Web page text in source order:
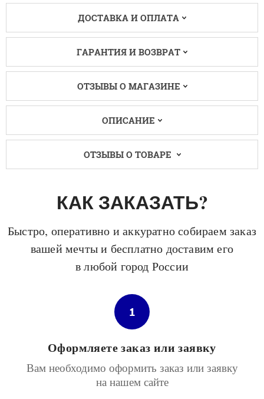
ДОСТАВКА И ОПЛАТА
ГАРАНТИЯ И ВОЗВРАТ
ОТЗЫВЫ О МАГАЗИНЕ
ОПИСАНИЕ
ОТЗЫВЫ О ТОВАРЕ
КАК ЗАКАЗАТЬ?
Быстро, оперативно и аккуратно собираем заказ
вашей мечты и бесплатно доставим его
в любой город России
1
Оформляете заказ или заявку
Вам необходимо оформить заказ или заявку
на нашем сайте